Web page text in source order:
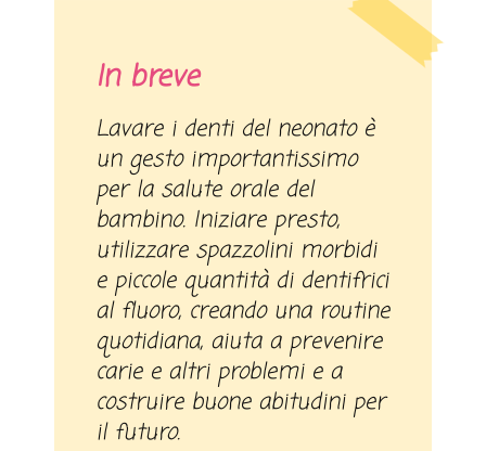
In breve
Lavare i denti del neonato è
un gesto importantissimo
per la salute orale del
bambino. Iniziare presto,
utilizzare spazzolini morbidi
e piccole quantità di dentifrici
al fluoro, creando una routine
quotidiana, aiuta a prevenire
carie e altri problemi e a
costruire buone abitudini per
il futuro.